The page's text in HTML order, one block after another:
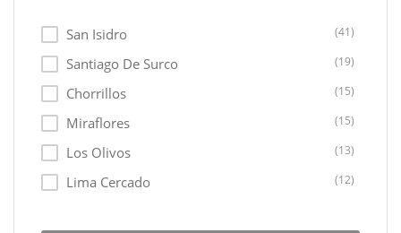
Casas Balneario (1)
Hoteles / Hostales
Cocheras
Terrenos Agricolas (1)
San Isidro (41)
Santiago De Surco (19)
Chorrillos (15)
Miraflores (15)
Los Olivos (13)
Lima Cercado (12)